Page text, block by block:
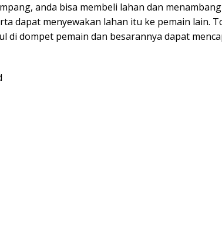
anda bisa membeli lahan dan
dapat menyewakan lahan itu ke pemain lain.
di dompet pemain dan besarannya dapat